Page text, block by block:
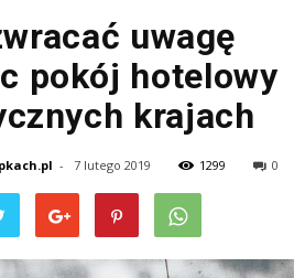
uwagę
pokój hotelowy
krajach
- 7 lutego 2019 1299 0